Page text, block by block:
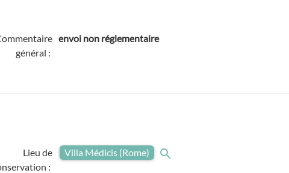
général :
envoi non réglementaire
Lieu de
:
Villa Médicis (Rome)